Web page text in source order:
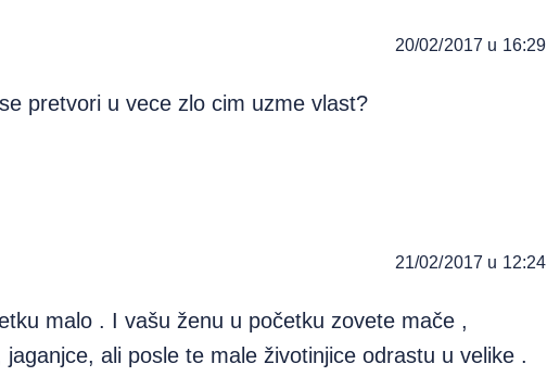
20/02/2017 u 16:29
pretvori u vece zlo cim uzme vlast?
21/02/2017 u 12:24
malo . I vašu ženu u početku zovete mače ,
jaganjce, ali posle te male životinjice odrastu u velike .